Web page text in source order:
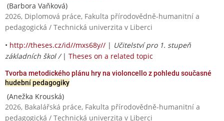
(Barbora Vaňková)
2026, Diplomová práce, Fakulta přírodovědně-humanitní a
pedagogická / Technická univerzita v Liberci
• http://theses.cz/id//mxs68y// | Učitelství pro 1. stupeň
základních škol / | Theses on a related topic
Tvorba metodického plánu hry na violoncello z pohledu současné
hudební pedagogiky
(Anežka Krouská)
2026, Bakalářská práce, Fakulta přírodovědně-humanitní a
pedagogická / Technická univerzita v Liberci